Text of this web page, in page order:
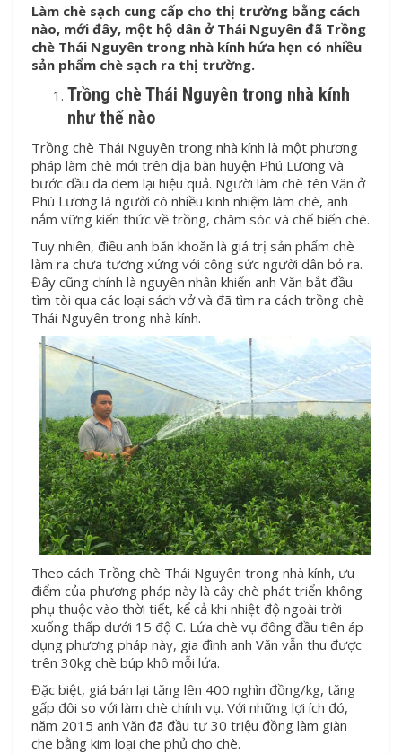
Làm chè sạch cung cấp cho thị trường bằng cách
nào, mới đây, một hộ dân ở Thái Nguyên đã Trồng
chè Thái Nguyên trong nhà kính hứa hẹn có nhiều
sản phẩm chè sạch ra thị trường.
Trồng chè Thái Nguyên trong nhà kính
như thế nào
Trồng chè Thái Nguyên trong nhà kính là một phương
pháp làm chè mới trên địa bàn huyện Phú Lương và
bước đầu đã đem lại hiệu quả. Người làm chè tên Văn ở
Phú Lương là người có nhiều kinh nhiệm làm chè, anh
nắm vững kiến thức về trồng, chăm sóc và chế biến chè.
Tuy nhiên, điều anh băn khoăn là giá trị sản phẩm chè
làm ra chưa tương xứng với công sức người dân bỏ ra.
Đây cũng chính là nguyên nhân khiến anh Văn bắt đầu
tìm tòi qua các loại sách vở và đã tìm ra cách trồng chè
Thái Nguyên trong nhà kính.
Theo cách Trồng chè Thái Nguyên trong nhà kính, ưu
điểm của phương pháp này là cây chè phát triển không
phụ thuộc vào thời tiết, kể cả khi nhiệt độ ngoài trời
xuống thấp dưới 15 độ C. Lứa chè vụ đông đầu tiên áp
dụng phương pháp này, gia đình anh Văn vẫn thu được
trên 30kg chè búp khô mỗi lứa.
Đặc biệt, giá bán lại tăng lên 400 nghìn đồng/kg, tăng
gấp đôi so với làm chè chính vụ. Với những lợi ích đó,
năm 2015 anh Văn đã đầu tư 30 triệu đồng làm giàn
che bằng kim loại che phủ cho chè.